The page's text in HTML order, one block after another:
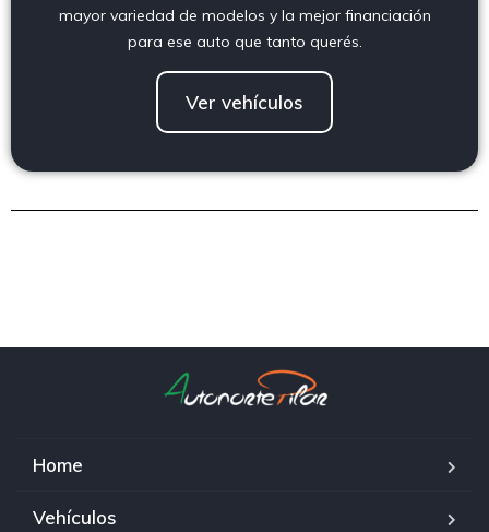
mayor variedad de modelos y la mejor financiación
para ese auto que tanto querés.
Ver vehículos
Home
Vehículos